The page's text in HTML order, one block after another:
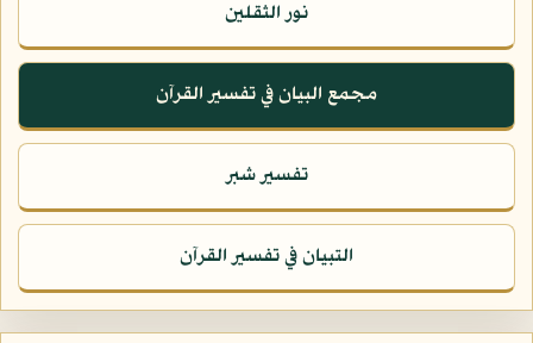
نور الثقلين
مجمع البيان في تفسير القرآن
تفسير شبر
التبيان في تفسير القرآن